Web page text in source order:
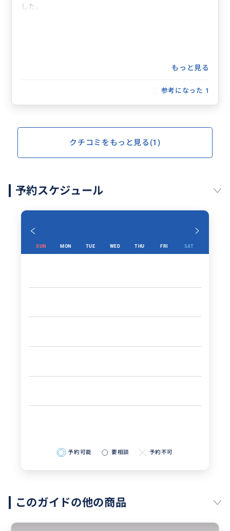
した。
もっと見る
参考になった 1
クチコミをもっと見る(1)
予約スケジュール
SUN MON TUE WED THU FRI SAT
予約可能 要相談 予約不可
このガイドの他の商品